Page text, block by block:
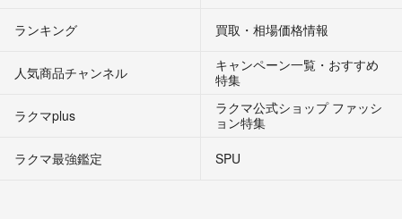
ランキング 買取・相場価格情報
人気商品チャンネル
キャンペーン一覧・おすすめ
特集
ラクマplus
ラクマ公式ショップ ファッシ
ョン特集
ラクマ最強鑑定
SPU